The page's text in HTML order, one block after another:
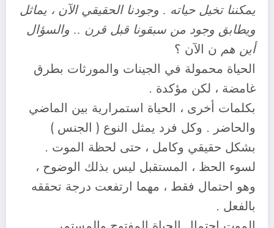
يمكننا تخيل حياته . وجودنا الحقيقي الآن ، يماثل
ويطابق وجود من سبقونا قبل قرن .. والسؤال
أين هم ن الآن ؟
الحياة محمولة في الجينات والمورثات بطرق
غامضة ، لكن مؤكدة .
بكلمات أخرى ، الحياة استمرارية بين الماضي
والحاضر . وكل فرد يمثل النوع ( الجنس )
بشكل حقيقي وكامل ، حتى لحظة الموت .
لسوء الحظ ، المستقبل ليس بذلك الوضوح ،
وهو احتمال فقط ، مهما ارتفعت درجة تحققه
بالفعل .